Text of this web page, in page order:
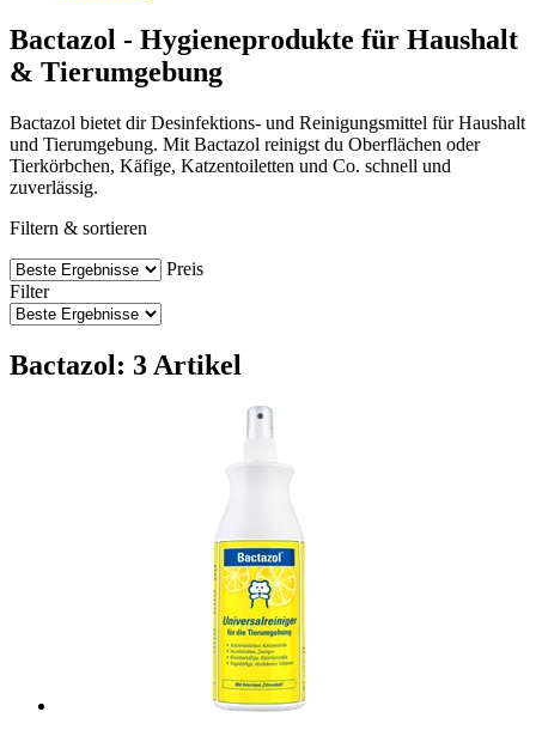
Bactazol - Hygieneprodukte für Haushalt
& Tierumgebung
Bactazol bietet dir Desinfektions- und Reinigungsmittel für Haushalt
und Tierumgebung. Mit Bactazol reinigst du Oberflächen oder
Tierkörbchen, Käfige, Katzentoiletten und Co. schnell und
zuverlässig.
Filtern & sortieren
Preis
Filter
Bactazol: 3 Artikel